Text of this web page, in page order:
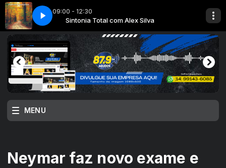
09:00 - 12:30
Sintonia Total com Alex Silva
5 DE DEZEMBRO 1 TEMPO DE REFLEXÏ PARTE 2 quinta 5 DE DEZEMBRO
MENU
Neymar faz novo exame e